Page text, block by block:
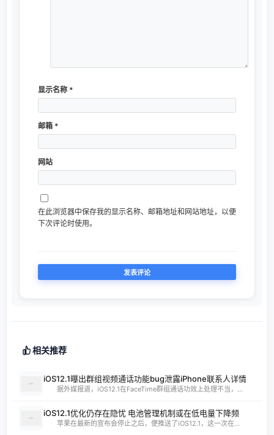
显示名称 *
邮箱 *
网站
在此浏览器中保存我的显示名称、邮箱地址和网站地址，以便
下次评论时使用。
相关推荐
iOS12.1曝出群组视频通话功能bug泄露iPhone联系人详情
据外媒报道，iOS12.1在FaceTime群组通话功效上处理不当，...
iOS12.1优化仍存在隐忧 电池管理机制或在低电量下降频
苹果在最新的宣布会停止之后，便推送了iOS12.1，这一次在...